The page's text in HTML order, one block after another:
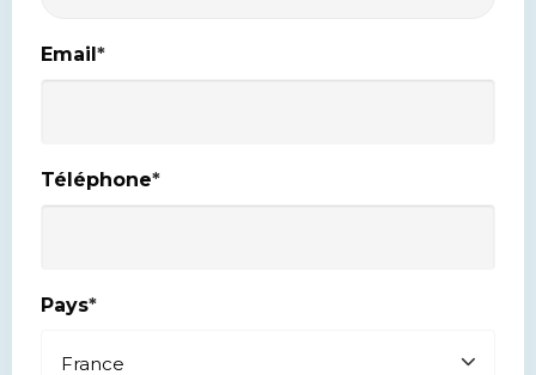
Email*
Téléphone*
Pays*